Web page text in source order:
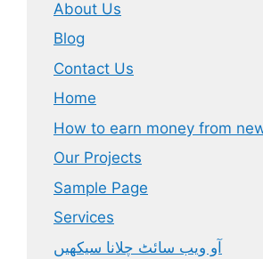
About Us
Blog
Contact Us
Home
How to earn money from
Our Projects
Sample Page
Services
آو ویب سائٹ چلانا سیکھیں